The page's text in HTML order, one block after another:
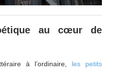
au cœur de
à l’ordinaire, les petits